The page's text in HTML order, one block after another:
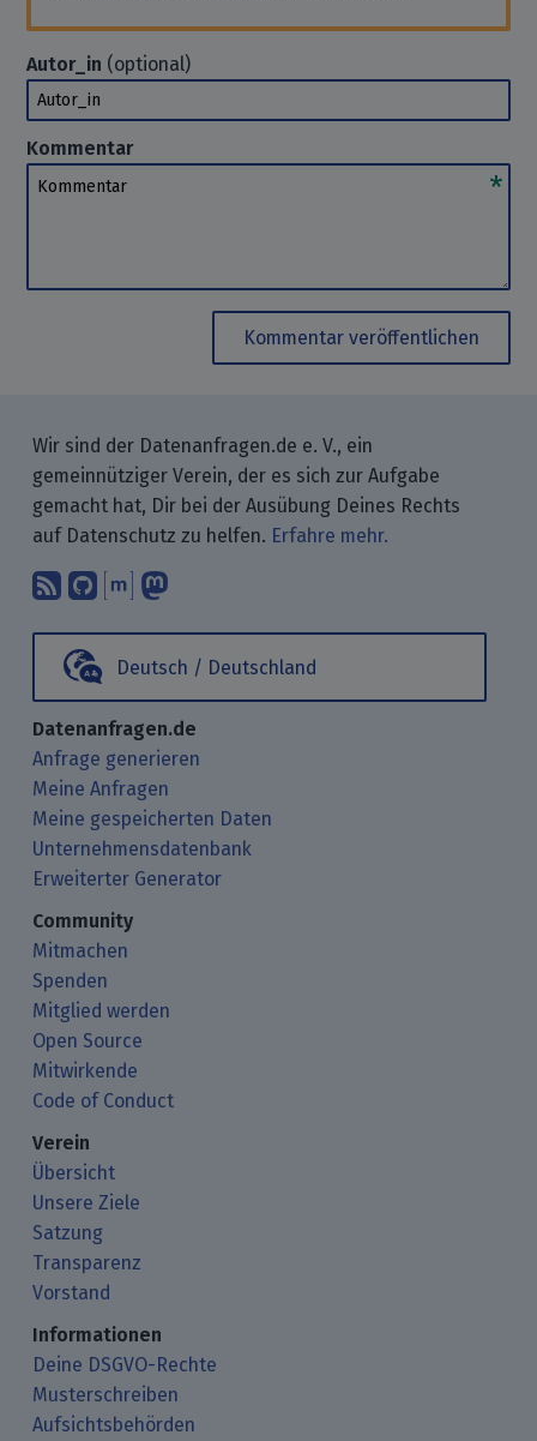
Autor_in (optional)
Autor_in
Kommentar
Kommentar
Kommentar veröffentlichen
Wir sind der Datenanfragen.de e. V., ein
gemeinnütziger Verein, der es sich zur Aufgabe
gemacht hat, Dir bei der Ausübung Deines Rechts
auf Datenschutz zu helfen. Erfahre mehr.
Abonniere unsere Blogbeiträge mit
Finde uns bei GitHub.
Unterhalte Dich mit uns über
Deutsch / Deutschland
Datenanfragen.de
Anfrage generieren
Meine Anfragen
Meine gespeicherten Daten
Unternehmensdatenbank
Erweiterter Generator
Community
Mitmachen
Spenden
Mitglied werden
Open Source
Mitwirkende
Code of Conduct
Verein
Übersicht
Unsere Ziele
Satzung
Transparenz
Vorstand
Informationen
Deine DSGVO-Rechte
Musterschreiben
Aufsichtsbehörden